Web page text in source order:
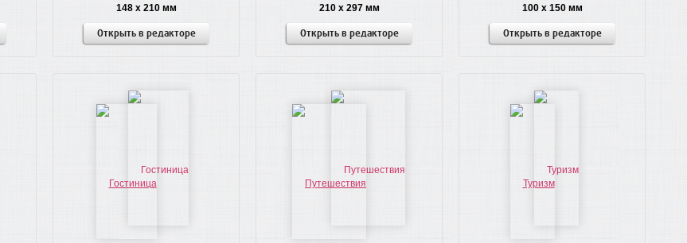
148 x 210 мм
Открыть в редакторе
210 x 297 мм
Открыть в редакторе
100 x 150 мм
Открыть в редакторе